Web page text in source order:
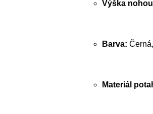
Výška
Barva:
Materiál